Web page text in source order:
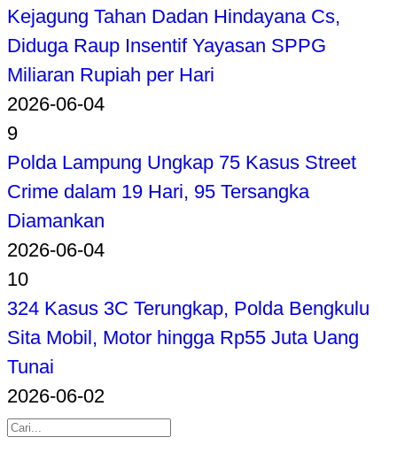
Kejagung Tahan Dadan Hindayana Cs,
Diduga Raup Insentif Yayasan SPPG
Miliaran Rupiah per Hari
2026-06-04
9
Polda Lampung Ungkap 75 Kasus Street
Crime dalam 19 Hari, 95 Tersangka
Diamankan
2026-06-04
10
324 Kasus 3C Terungkap, Polda Bengkulu
Sita Mobil, Motor hingga Rp55 Juta Uang
Tunai
2026-06-02